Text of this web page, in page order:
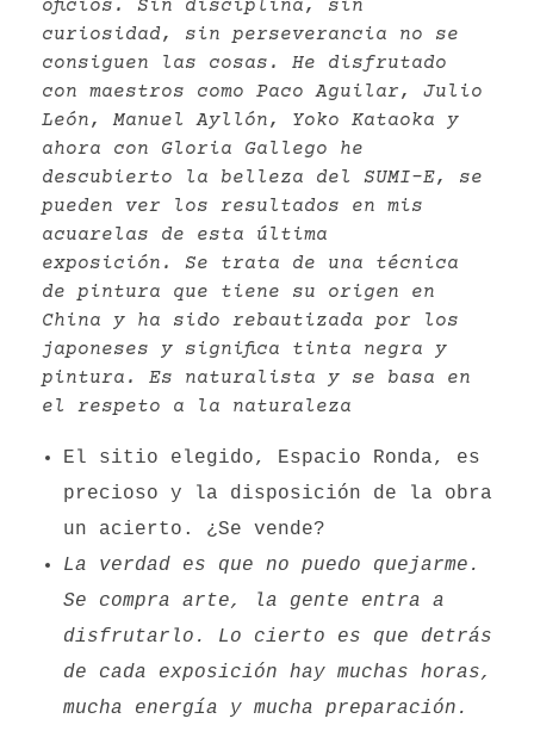
oficios. Sin disciplina, sin
curiosidad, sin perseverancia no se
consiguen las cosas. He disfrutado
con maestros como Paco Aguilar, Julio
León, Manuel Ayllón, Yoko Kataoka y
ahora con Gloria Gallego he
descubierto la belleza del SUMI-E, se
pueden ver los resultados en mis
acuarelas de esta última
exposición.
Se trata de una técnica
de
pintura
que tiene su origen en
China y ha sido rebautizada por los
japoneses y significa tinta negra y
pintura. Es naturalista y se basa en
el respeto a la naturaleza
El sitio elegido, Espacio Ronda, es
precioso y la disposición de la obra
un acierto. ¿Se vende?
La verdad es que no puedo quejarme.
Se compra arte, la gente entra a
disfrutarlo. Lo cierto es que detrás
de cada exposición hay muchas horas,
mucha energía y mucha preparación.